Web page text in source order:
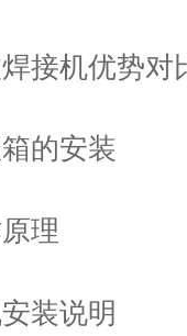
接机优势对
的安装
理
装说明